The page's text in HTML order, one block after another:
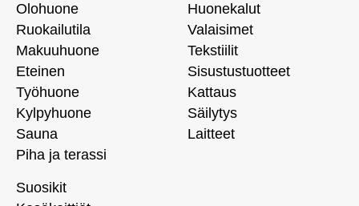
Olohuone
Ruokailutila
Makuuhuone
Eteinen
Työhuone
Kylpyhuone
Sauna
Piha ja terassi
Huonekalut
Valaisimet
Tekstiilit
Sisustustuotteet
Kattaus
Säilytys
Laitteet
Suosikit